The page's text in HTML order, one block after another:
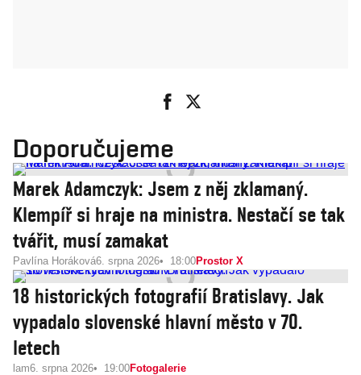
Doporučujeme
Marek Adamczyk: Jsem z něj zklamaný.
Klempíř si hraje na ministra. Nestačí se tak
tvářit, musí zamakat
Pavlína Horáková6. srpna 2026 18:00Prostor X
18 historických fotografií Bratislavy. Jak
vypadalo slovenské hlavní město v 70.
letech
lam6. srpna 2026 19:00Fotogalerie